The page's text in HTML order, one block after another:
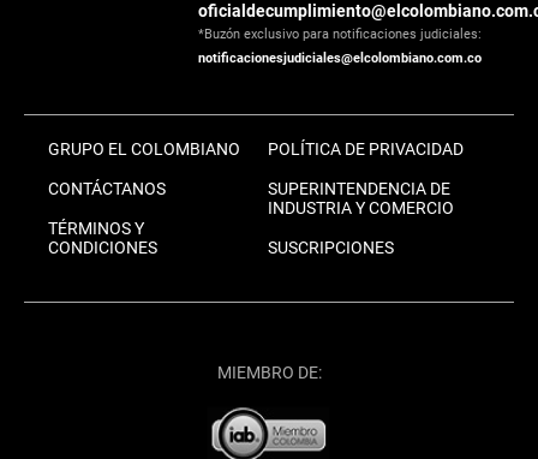
*Buzón exclusivo para notificaciones judiciales:
notificacionesjudiciales@elcolombiano.com.co
GRUPO EL COLOMBIANO
CONTÁCTANOS
TÉRMINOS Y
CONDICIONES
POLÍTICA DE PRIVACIDAD
SUPERINTENDENCIA DE
INDUSTRIA Y COMERCIO
SUSCRIPCIONES
MIEMBRO DE: